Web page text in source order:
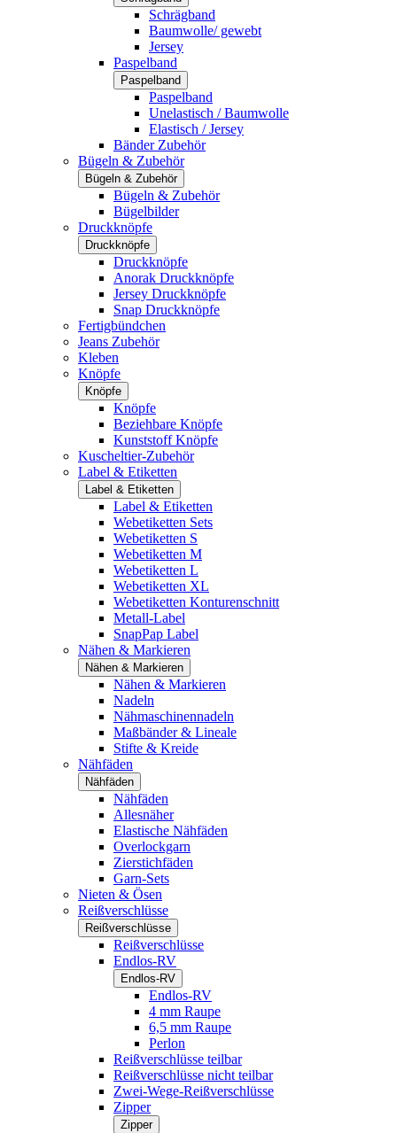
Schrägband
Baumwolle/ gewebt
Jersey
Paspelband
Paspelband
Paspelband
Unelastisch / Baumwolle
Elastisch / Jersey
Bänder Zubehör
Bügeln & Zubehör
Bügeln & Zubehör
Bügeln & Zubehör
Bügelbilder
Druckknöpfe
Druckknöpfe
Druckknöpfe
Anorak Druckknöpfe
Jersey Druckknöpfe
Snap Druckknöpfe
Fertigbündchen
Jeans Zubehör
Kleben
Knöpfe
Knöpfe
Knöpfe
Beziehbare Knöpfe
Kunststoff Knöpfe
Kuscheltier-Zubehör
Label & Etiketten
Label & Etiketten
Label & Etiketten
Webetiketten Sets
Webetiketten S
Webetiketten M
Webetiketten L
Webetiketten XL
Webetiketten Konturenschnitt
Metall-Label
SnapPap Label
Nähen & Markieren
Nähen & Markieren
Nähen & Markieren
Nadeln
Nähmaschinennadeln
Maßbänder & Lineale
Stifte & Kreide
Nähfäden
Nähfäden
Nähfäden
Allesnäher
Elastische Nähfäden
Overlockgarn
Zierstichfäden
Garn-Sets
Nieten & Ösen
Reißverschlüsse
Reißverschlüsse
Reißverschlüsse
Endlos-RV
Endlos-RV
Endlos-RV
4 mm Raupe
6,5 mm Raupe
Perlon
Reißverschlüsse teilbar
Reißverschlüsse nicht teilbar
Zwei-Wege-Reißverschlüsse
Zipper
Zipper